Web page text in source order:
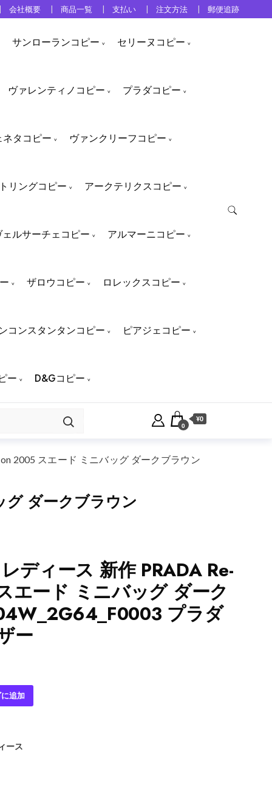
会社概要 商品一覧 支払い 注文方法 郵便追跡
サンローランコピー セリーヌコピー
ヴァレンティノコピー プラダコピー
タコピー ヴァンクリーフコピー
リングコピー アークテリクスコピー
ェルサーチェコピー アルマーニコピー
ザロウコピー ロレックスコピー
コンスタンタンコピー ピアジェコピー
ー D&Gコピー
0
¥0
2005 スエード ミニバッグ ダークブラウン
グ ダークブラウン
ディース 新作 PRADA Re-
エード ミニバッグ ダーク
プラダ
ー
追加
ース